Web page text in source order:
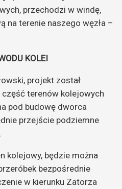
przechodzi w windę,
na terenie naszego węzła –
KOLEI
projekt został
terenów kolejowych
pod budowę dworca
przejście podziemne
kolejowy, będzie można
bezpośrednie
w kierunku Zatorza